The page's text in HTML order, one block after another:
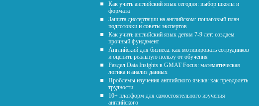
Как учить английский язык сегодня: выбор школы и
формата
Защита диссертации на английском: пошаговый план
подготовки и советы экспертов
Как учить английский язык детям 7-9 лет: создаем
прочный фундамент
Английский для бизнеса: как мотивировать сотрудников
и оценить реальную пользу от обучения
Раздел Data Insights в GMAT Focus: математическая
логика и анализ данных
Проблемы изучения английского языка: как преодолеть
трудности
10+ платформ для самостоятельного изучения
английского